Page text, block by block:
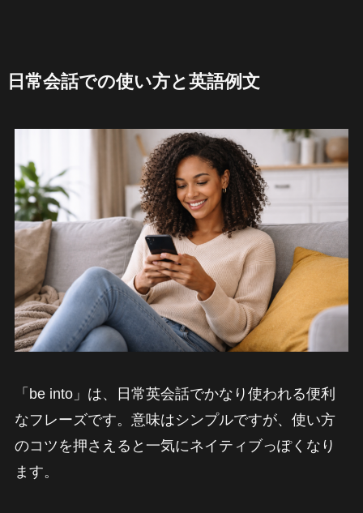
日常会話での使い方と英語例文
「be into」は、日常英会話でかなり使われる便利
なフレーズです。意味はシンプルですが、使い方
のコツを押さえると一気にネイティブっぽくなり
ます。